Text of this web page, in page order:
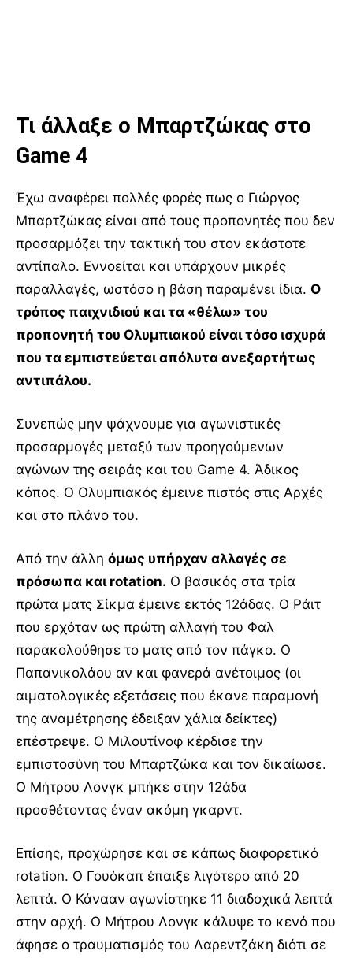
Τι άλλαξε ο Μπαρτζώκας στο
Game 4
Έχω αναφέρει πολλές φορές πως ο Γιώργος
Μπαρτζώκας είναι από τους προπονητές που δεν
προσαρμόζει την τακτική του στον εκάστοτε
αντίπαλο. Εννοείται και υπάρχουν μικρές
παραλλαγές, ωστόσο η βάση παραμένει ίδια. Ο
τρόπος παιχνιδιού και τα «θέλω» του
προπονητή του Ολυμπιακού είναι τόσο ισχυρά
που τα εμπιστεύεται απόλυτα ανεξαρτήτως
αντιπάλου.
Συνεπώς μην ψάχνουμε για αγωνιστικές
προσαρμογές μεταξύ των προηγούμενων
αγώνων της σειράς και του Game 4. Άδικος
κόπος. Ο Ολυμπιακός έμεινε πιστός στις Αρχές
και στο πλάνο του.
Από την άλλη όμως υπήρχαν αλλαγές σε
πρόσωπα και rotation. Ο βασικός στα τρία
πρώτα ματς Σίκμα έμεινε εκτός 12άδας. Ο Ράιτ
που ερχόταν ως πρώτη αλλαγή του Φαλ
παρακολούθησε το ματς από τον πάγκο. Ο
Παπανικολάου αν και φανερά ανέτοιμος (οι
αιματολογικές εξετάσεις που έκανε παραμονή
της αναμέτρησης έδειξαν χάλια δείκτες)
επέστρεψε. Ο Μιλουτίνοφ κέρδισε την
εμπιστοσύνη του Μπαρτζώκα και τον δικαίωσε.
Ο Μήτρου Λονγκ μπήκε στην 12άδα
προσθέτοντας έναν ακόμη γκαρντ.
Επίσης, προχώρησε και σε κάπως διαφορετικό
rotation. Ο Γουόκαπ έπαιξε λιγότερο από 20
λεπτά. Ο Κάνααν αγωνίστηκε 11 διαδοχικά λεπτά
στην αρχή. Ο Μήτρου Λονγκ κάλυψε το κενό που
άφησε ο τραυματισμός του Λαρεντζάκη διότι σε